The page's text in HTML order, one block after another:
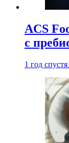
ACS
с
1 год спустя